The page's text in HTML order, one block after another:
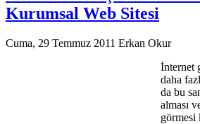
Kurumsal Web Sitesi
Cuma, 29 Temmuz 2011 Erkan Okur
İnternet
daha
da bu
alması
görmesi